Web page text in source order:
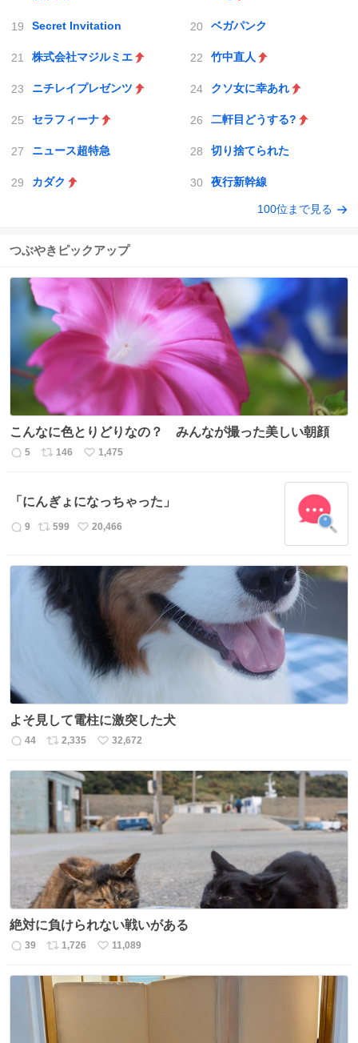
Secret Invitation ベガパンク
株式会社マジルミエ 竹中直人
ニチレイプレゼンツ クソ女に幸あれ
セラフィーナ 二軒目どうする?
ニュース超特急 切り捨てられた
カダク 夜行新幹線
100位まで見る
つぶやきピックアップ
こんなに色とりどりなの？ みんなが撮った美しい朝顔
返
数
5
リ
ス
ト
数
146
い
ね
数
1,475
「にんぎょになっちゃった」
返
数
9
リ
ス
ト
数
599
い
ね
20,466
よそ見して電柱に激突した犬
返
数
44
リ
ス
ト
数
2,335
い
ね
数
32,672
絶対に負けられない戦いがある
返
39
リ
ス
ト
数
1,726
い
ね
11,089